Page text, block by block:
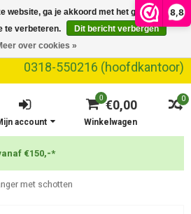
8,8
0318-550216 (hoofdkantoor)
0
0 €0,00
Winkelwagen
account
€150,-*
met schotten
website, ga je akkoord met het gebruik van
te verbeteren.
Dit bericht verbergen
over cookies »